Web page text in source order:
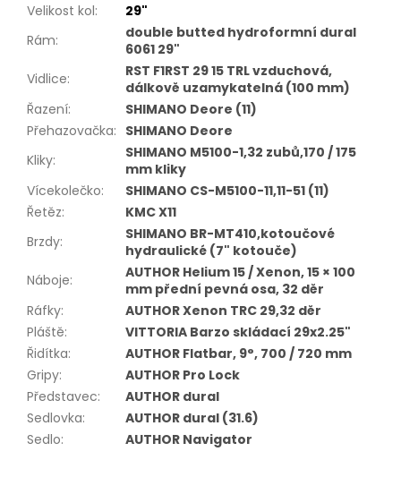
Velikost kol:
29"
Rám:
double butted hydroformní dural
6061 29"
Vidlice:
RST F1RST 29 15 TRL vzduchová,
dálkově uzamykatelná (100 mm)
Řazení:
SHIMANO Deore (11)
Přehazovačka: SHIMANO Deore
Kliky:
SHIMANO M5100-1,32 zubů,170 / 175
mm kliky
Vícekolečko:
SHIMANO CS-M5100-11,11-51 (11)
Řetěz:
KMC X11
Brzdy:
SHIMANO BR-MT410,kotoučové
hydraulické (7" kotouče)
Náboje:
AUTHOR Helium 15 / Xenon, 15 × 100
mm přední pevná osa, 32 děr
Ráfky:
AUTHOR Xenon TRC 29,32 děr
Pláště:
VITTORIA Barzo skládací 29x2.25"
Řidítka:
AUTHOR Flatbar, 9°, 700 / 720 mm
Gripy:
AUTHOR Pro Lock
Představec:
AUTHOR dural
Sedlovka:
AUTHOR dural (31.6)
Sedlo: AUTHOR Navigator